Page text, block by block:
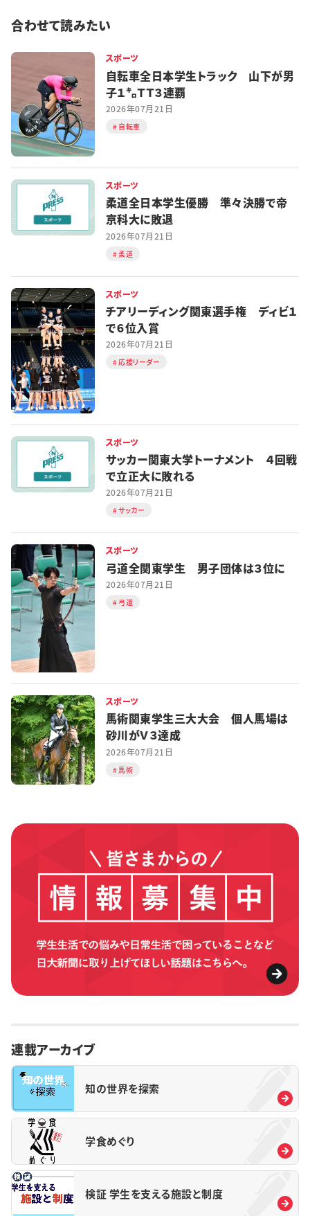
合わせて読みたい
スポーツ
自転車全日本学生トラック 山下が男
子１㌔ＴＴ３連覇
2026年07月21日
自転車
スポーツ
柔道全日本学生優勝 準々決勝で帝
京科大に敗退
2026年07月21日
柔道
スポーツ
チアリーディング関東選手権 ディビ１
で６位入賞
2026年07月21日
応援リーダー
スポーツ
サッカー関東大学トーナメント ４回戦
で立正大に敗れる
2026年07月21日
サッカー
スポーツ
弓道全関東学生 男子団体は３位に
2026年07月21日
弓道
スポーツ
馬術関東学生三大大会 個人馬場は
砂川がＶ３達成
2026年07月21日
馬術
連載アーカイブ
知の世界を探索
学食めぐり
検証 学生を支える施設と制度